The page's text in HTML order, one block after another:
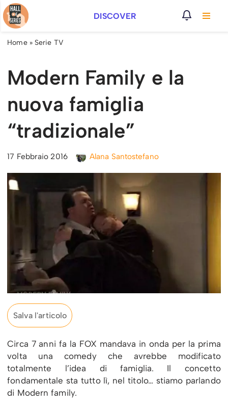
Vai
al
DISCOVER
Home» Serie TV
Modern Family e la
nuova famiglia
“tradizionale”
17 Febbraio 2016 Alana Santostefano
Salva l'articolo
Circa 7 anni fa la FOX mandava in onda per la prima
volta una comedy che avrebbe modificato
totalmente l’idea di famiglia. Il concetto
fondamentale sta tutto lì, nel titolo… stiamo parlando
di Modern family.